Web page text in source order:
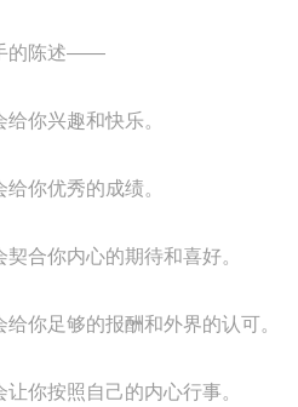
的陈述——
你兴趣和快乐。
你优秀的成绩。
合你内心的期待和喜好。
你足够的报酬和外界的认可。
你按照自己的内心行事。